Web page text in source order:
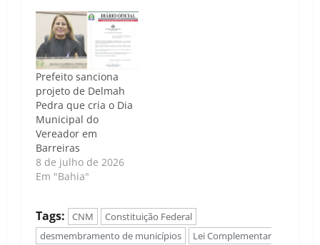
Prefeito sanciona
projeto de Delmah
Pedra que cria o Dia
Municipal do
Vereador em
Barreiras
8 de julho de 2026
Em "Bahia"
Tags: CNM
Constituição Federal
desmembramento de municípios
Lei Complementar